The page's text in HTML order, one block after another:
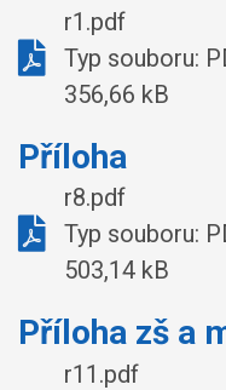
r1.pdf
Typ souboru:
356,66 kB
Příloha
r8.pdf
Typ souboru:
503,14 kB
Příloha zš a
r11.pdf